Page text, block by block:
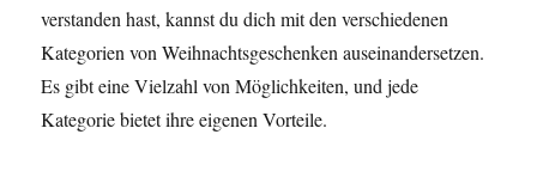
verstanden hast, kannst du dich mit den verschiedenen
Kategorien von Weihnachtsgeschenken auseinandersetzen.
Es gibt eine Vielzahl von Möglichkeiten, und jede
Kategorie bietet ihre eigenen Vorteile.